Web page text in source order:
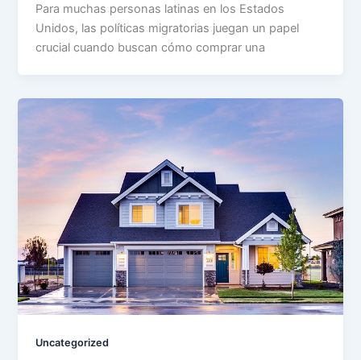
Para muchas personas latinas en los Estados
Unidos, las políticas migratorias juegan un papel
crucial cuando buscan cómo comprar una
Uncategorized